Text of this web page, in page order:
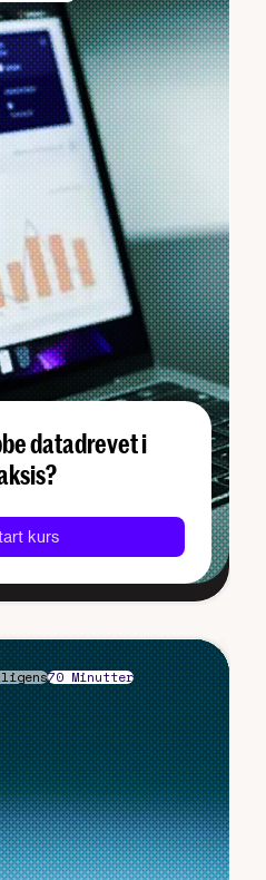
datadrevet i
kurs
70 Minutter